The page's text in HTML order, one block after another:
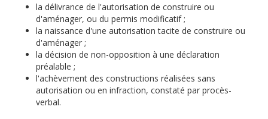
la délivrance de l'autorisation de construire ou
d'aménager, ou du permis modificatif ;
la naissance d'une autorisation tacite de construire ou
d'aménager ;
la décision de non-opposition à une déclaration
préalable ;
l'achèvement des constructions réalisées sans
autorisation ou en infraction, constaté par procès-
verbal.